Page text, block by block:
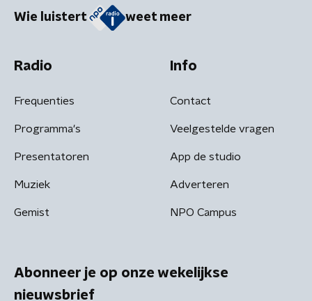
Wie luistert weet meer
Radio
Frequenties
Programma's
Presentatoren
Muziek
Gemist
Info
Contact
Veelgestelde vragen
App de studio
Adverteren
NPO Campus
Abonneer je op onze wekelijkse
nieuwsbrief